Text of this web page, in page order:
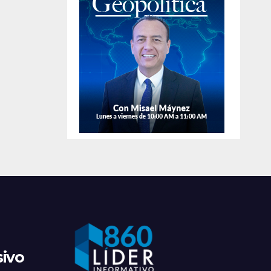
Seguridad
afirman que
hay más
animales
exóticos